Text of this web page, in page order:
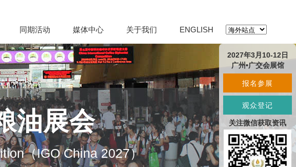
同期活动 媒体中心 关于我们 ENGLISH
油展会
（IGO China 2027）
2027年3月10-12日
广州•广交会展馆
报名参展
观众登记
关注微信获取资讯